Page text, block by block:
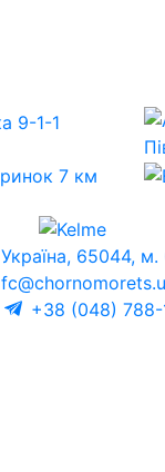
Україна, 65044,
+38 (048)